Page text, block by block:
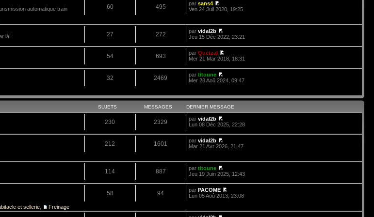
automatique train
60 495 parsans4
Ven 24 Juil 2020, 19:25
là!
27 272 parvidal2b
Jeu 15 Déc 2022, 23:21
54 693 parQuetzal
Mer 21 Mar 2018, 18:31
32 2469 partitoune
Mer 28 Aoû 2024, 09:47
SUJETS MESSAGES DERNIER MESSAGE
230 2329 parvidal2b
Lun 08 Déc 2025, 22:28
212 1601 parvidal2b
Mar 21 Avr 2026, 21:47
114 887 partitoune
Jeu 19 Juin 2025, 12:43
et sellerie Freinage
58 94 parPACOME
Lun 05 Aoû 2013, 23:08